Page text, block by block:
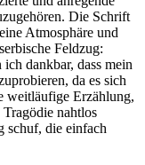
Die Schrift
Atmosphäre und
Feldzug:
dankbar, dass mein
da es sich
weitläufige Erzählung,
nahtlos
schuf, die einfach